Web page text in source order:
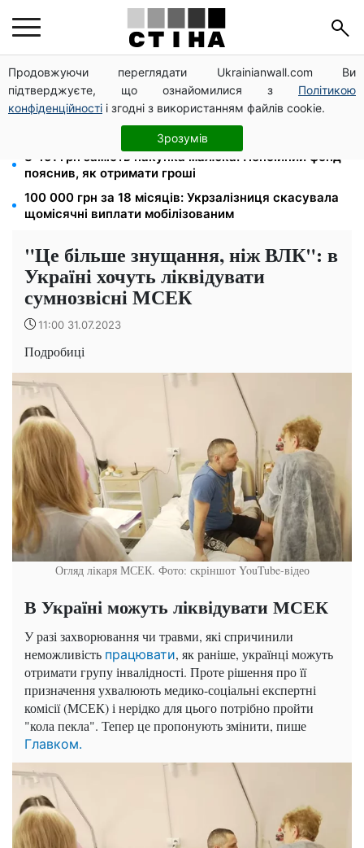
Продовжуючи переглядати Ukrainianwall.com Ви
підтверджуєте, що ознайомилися з Політикою
конфіденційності і згодні з використанням файлів cookie.
Зрозумів
120 000 грн на авто: компенсацію для ветеранів
хочуть поширити на III групу інвалідності
Нічний тариф на світло 2,16 грн/кВт-г: економія до
540 грн на місяць з вересня
8 451 грн замість пакунка малюка: Пенсійний фонд
пояснив, як отримати гроші
100 000 грн за 18 місяців: Укрзалізниця скасувала
щомісячні виплати мобілізованим
"Це більше знущання, ніж ВЛК": в
Україні хочуть ліквідувати
сумнозвісні МСЕК
11:00 31.07.2023
Подробиці
Огляд лікаря МСЕК. Фото: скріншот YouTube-відео
В Україні можуть ліквідувати МСЕК
У разі захворювання чи травми, які спричинили
неможливість працювати, як раніше, українці можуть
отримати групу інвалідності. Проте рішення про її
призначення ухвалюють медико-соціальні експертні
комісії (МСЕК) і нерідко для цього потрібно пройти
"кола пекла". Тепер це пропонують змінити, пише
Главком.